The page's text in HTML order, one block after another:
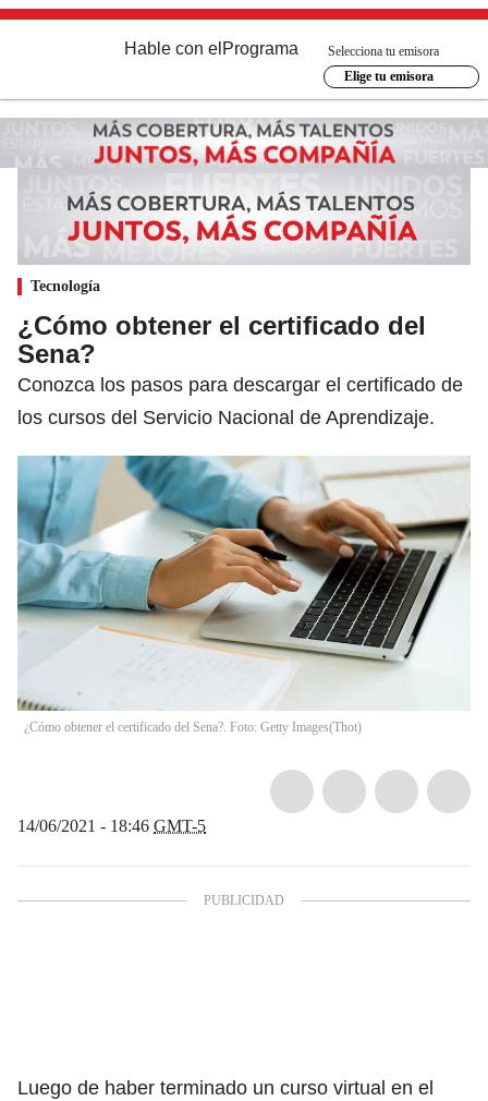
Hable con el Programa
Selecciona tu emisora
Elige tu emisora
Tecnología
¿Cómo obtener el certificado del
Sena?
Conozca los pasos para descargar el certificado de
los cursos del Servicio Nacional de Aprendizaje.
¿Cómo obtener el certificado del Sena?. Foto: Getty Images(Thot)
14/06/2021 - 18:46 GMT-5
Luego de haber terminado un curso virtual en el